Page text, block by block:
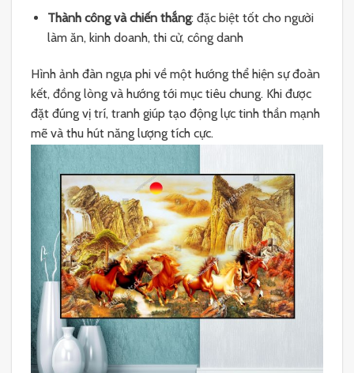
Thành công và chiến thắng: đặc biệt tốt cho người
làm ăn, kinh doanh, thi cử, công danh
Hình ảnh đàn ngựa phi về một hướng thể hiện sự đoàn
kết, đồng lòng và hướng tới mục tiêu chung. Khi được
đặt đúng vị trí, tranh giúp tạo động lực tinh thần mạnh
mẽ và thu hút năng lượng tích cực.